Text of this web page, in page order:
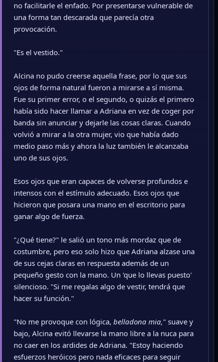
no facilitarle el enfado. Por presentarse vulnerable de
una forma tan descarada que parecía otra
provocación.
"Es el vestido."
Alcina no pudo creerse aquella frase, por lo que sus
ojos de forma natural fueron a mirarse a sí misma.
Fue su primer error, o el segundo, o quizás el primero
había sido hacer llamar a Adriana en vez de coger por
banda sin anunciar y dejarle las cosas claras. Cuando
volvió a mirar a la otra mujer, vio que había dado
medio paso más y ahora la luz también le alcanzaba
uno de sus ojos.
Esos ojos que eran capaces de volverse profundos e
intensos con el estímulo adecuado. Esos ojos que
hicieron que posara una mano en el escritorio para
ganar algo de fuerza.
"¿Qué tiene?" le salió un tono más mordaz que de
costumbre, pero eso solo hizo que Adriana alzase una
de sus cejas claras en respuesta además de un
pequeño gesto con la mano. Un 'que lo llevas puesto'
silencioso. "Si me regalas algo de vestir, tendrá que
hacer su función."
"No me provoque con lógica, belladona mia," suave y
bajo, Alcina evitó llevarse la mano libre a la nuca para
no caer en los ardides de Adriana. "Estoy haciendo
esfuerzos heróicos pero nada eficaces para seguir